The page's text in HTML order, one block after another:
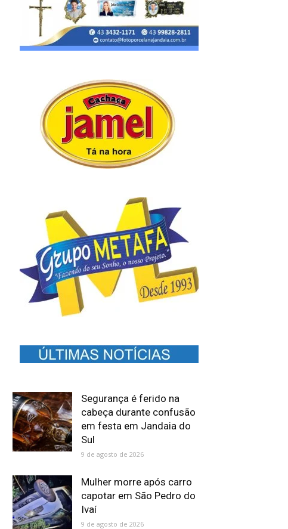
Segurança é ferido na
cabeça durante confusão
em festa em Jandaia do
Sul
9 de agosto de 2026
Mulher morre após carro
capotar em São Pedro do
Ivaí
9 de agosto de 2026